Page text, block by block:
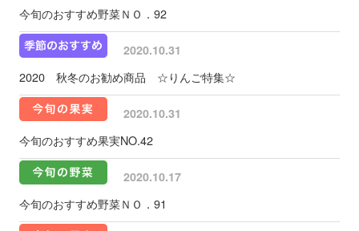
今旬のおすすめ野菜ＮＯ．92
2020.10.31
2020 秋冬のお勧め商品 ☆りんご特集☆
2020.10.31
今旬のおすすめ果実NO.42
2020.10.17
今旬のおすすめ野菜ＮＯ．91